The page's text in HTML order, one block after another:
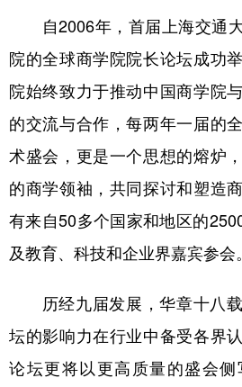
城市 旅游
彩票 娱乐
公益 一带一路
文化产业
地方频道
北京 天津
辽宁 吉林
浙江 安徽
自2006年，首届上海交通大
院的全球商学院院长论坛成功
院始终致力于推动中国商学院
的交流与合作，每两年一届的
术盛会，更是一个思想的熔炉
的商学领袖，共同探讨和塑造
有来自50多个国家和地区的
及教育、科技和企业界嘉宾参会
历经九届发展，华章十八载
坛的影响力在行业中备受各界
论坛更将以更高质量的盛会